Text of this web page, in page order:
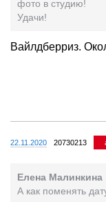
фото в студию!
Удачи!
Вайлдберриз.
22.11.2020 20730213
Елена Малинкина
А как поменять